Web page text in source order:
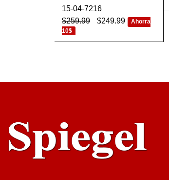
15-04-7216
$259.99 $249.99
Ahorra
10$
AÑADIR AL CA
VISTA